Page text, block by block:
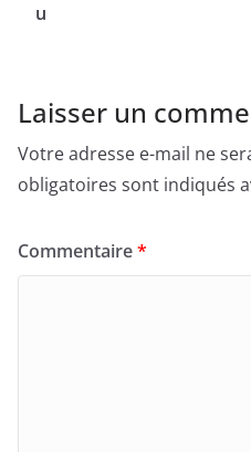
u
Laisser un
Votre adresse e-mail ne
obligatoires sont indiqués
Commentaire*